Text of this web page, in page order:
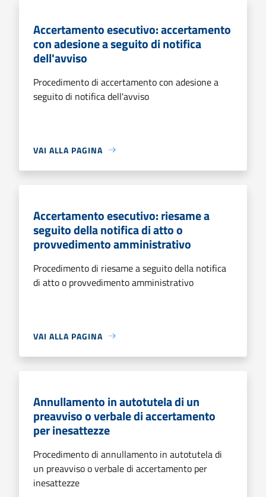
Accertamento esecutivo: accertamento
con adesione a seguito di notifica
dell'avviso
Procedimento di accertamento con adesione a
seguito di notifica dell'avviso
VAI ALLA PAGINA
Accertamento esecutivo: riesame a
seguito della notifica di atto o
provvedimento amministrativo
Procedimento di riesame a seguito della notifica
di atto o provvedimento amministrativo
VAI ALLA PAGINA
Annullamento in autotutela di un
preavviso o verbale di accertamento
per inesattezze
Procedimento di annullamento in autotutela di
un preavviso o verbale di accertamento per
inesattezze